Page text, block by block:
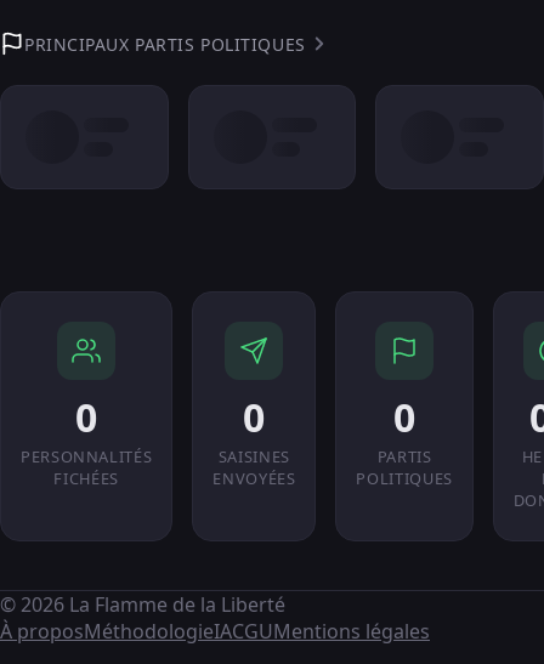
PRINCIPAUX PARTIS POLITIQUES
0
PERSONNALITÉS
FICHÉES
0
SAISINES
ENVOYÉES
0
PARTIS
POLITIQUES
© 2026 La Flamme de la Liberté
À proposMéthodologieIACGUMentions légales